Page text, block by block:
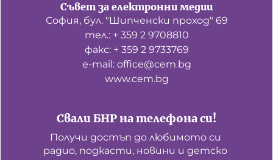
Свали БНР на телефона си!
Получи достъп до любимото си
радио, подкасти, новини и детско
Съвет за електронни медии
София, бул. "Шипченски проход" 69
тел.: + 359 2 9708810
факс: + 359 2 9733769
е-mail: office@cem.bg
www.cem.bg